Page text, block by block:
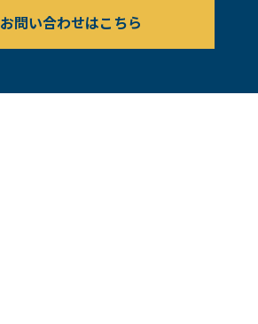
お問い合わせはこちら